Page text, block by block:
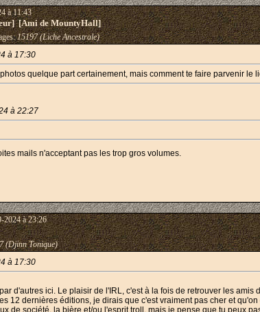
à 11:43
[Ami de MountyHall]
15197 (Liche Ancestrale)
à 17:30
quelque part certainement, mais comment te faire parvenir le
à 22:27
mails n'acceptant pas les trop gros volumes.
2024 à 23:26
(Djinn Tonique)
à 17:30
d'autres ici. Le plaisir de l'IRL, c'est à la fois de retrouver les
12 dernières éditions, je dirais que c'est vraiment pas cher et
de société, la bière et/ou l'esprit troll, mais je pense que tu peux